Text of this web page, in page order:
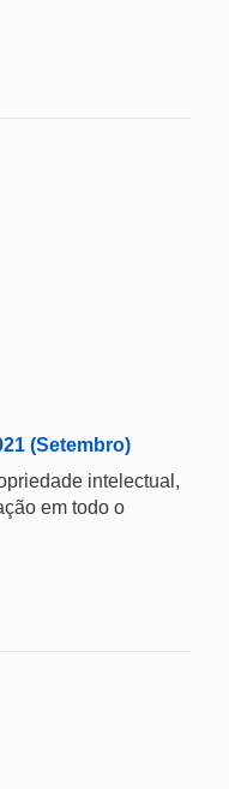
(Setembro)
intelectual,
em todo o